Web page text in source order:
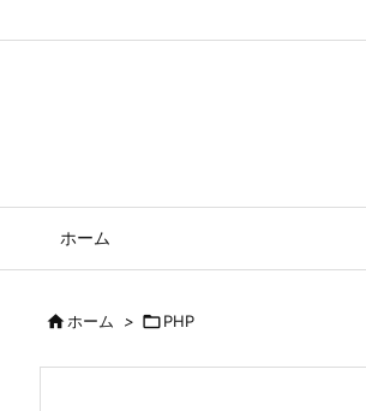
ホーム
ホーム > PHP